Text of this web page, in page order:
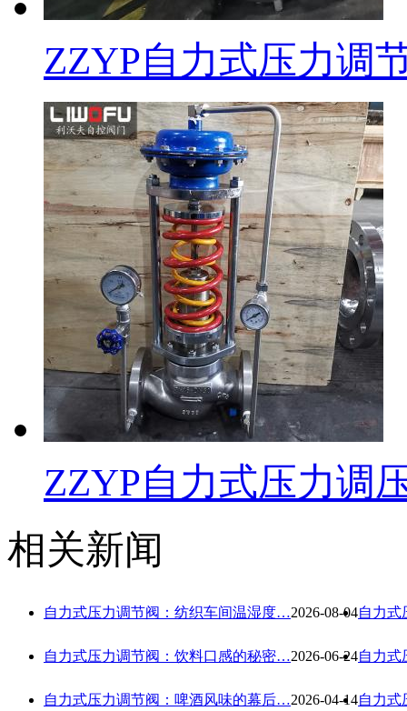
ZZYP自力式压力调
ZZYP自力式压力调
相关新闻
2026-08-04
自力式压力调节阀：纺织车间温湿度… 自力
2026-06-24
自力式压力调节阀：饮料口感的秘密… 自力
2026-04-14
自力式压力调节阀：啤酒风味的幕后… 自力